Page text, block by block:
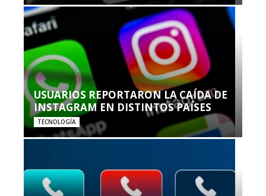
USUARIOS REPORTARON LA CAÍDA DE
INSTAGRAM EN DISTINTOS PAÍSES
TECNOLOGÍA